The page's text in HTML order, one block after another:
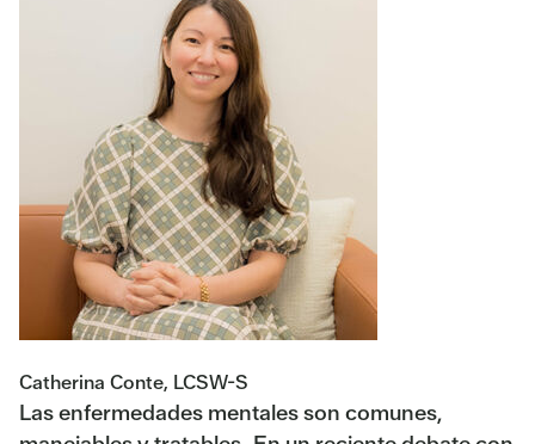
Catherina Conte, LCSW-S
Las enfermedades mentales son comunes,